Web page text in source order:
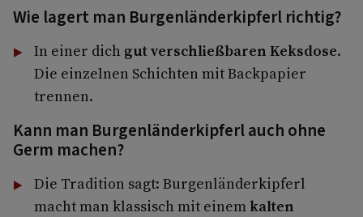
Wie lagert man Burgenländerkipferl richtig?
In einer dich gut verschließbaren Keksdose.
Die einzelnen Schichten mit Backpapier
trennen.
Kann man Burgenländerkipferl auch ohne
Germ machen?
Die Tradition sagt: Burgenländerkipferl
macht man klassisch mit einemkalten